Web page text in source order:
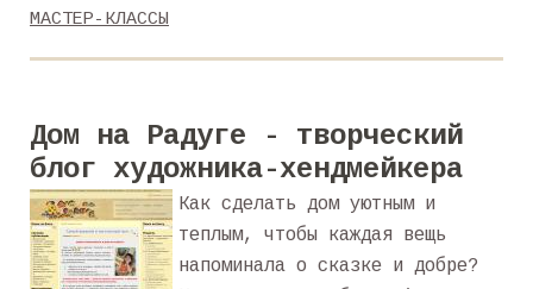
МАСТЕР-КЛАССЫ
Дом на Радуге - творческий
блог художника-хендмейкера
Как сделать дом уютным и
теплым, чтобы каждая вещь
напоминала о сказке и добре?